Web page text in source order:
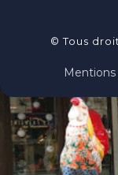
© Tous
Mentions